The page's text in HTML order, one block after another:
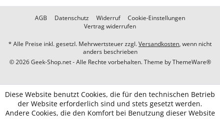
AGB Datenschutz Widerruf
Cookie-Einstellungen
Vertrag widerrufen
* Alle Preise inkl. gesetzl. Mehrwertsteuer zzgl.Versandkosten, wenn nicht
anders beschrieben
© 2026 Geek-Shop.net - Alle Rechte vorbehalten. Theme byThemeWare®
Diese Website benutzt Cookies, die für den technischen Betrieb
der Website erforderlich sind und stets gesetzt werden.
Andere Cookies, die den Komfort bei Benutzung dieser Website